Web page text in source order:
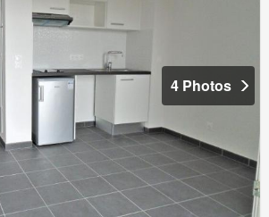
4 Photos